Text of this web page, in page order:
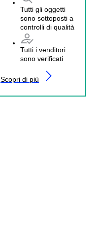
Tutti gli oggetti
sono sottoposti a
controlli di qualità
Tutti i venditori
sono verificati
Scopri di più